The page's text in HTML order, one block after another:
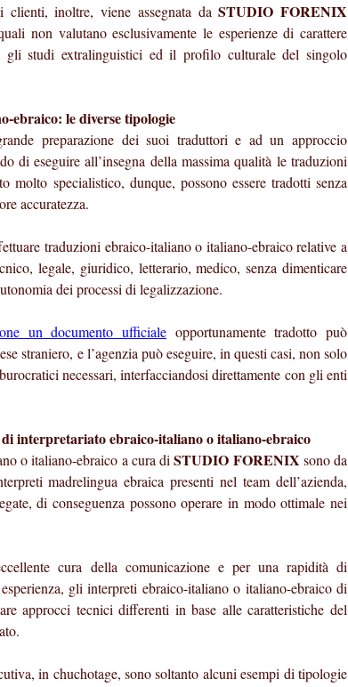
clienti, inoltre, viene assegnata daSTUDIO FORENIX
non valutano esclusivamente le esperienze di carattere
gli studi extralinguistici ed il profilo culturale del singolo
ebraico: le diverse tipologie
preparazione dei suoi traduttori e ad un approccio
di eseguire all’insegna della massima qualità le traduzioni
molto specialistico, dunque, possono essere tradotti senza
accuratezza.
traduzioni ebraico-italiano o italiano-ebraico relative a
legale, giuridico, letterario, medico, senza dimenticare
dei processi di legalizzazione.
un documento ufficialeopportunamente tradotto può
straniero, e l’agenzia può eseguire, in questi casi, non solo
necessari, interfacciandosi direttamente con gli enti
interpretariato ebraico-italiano o italiano-ebraico
o italiano-ebraico a cura diSTUDIO FORENIX sono da
madrelingua ebraica presenti nel team dell’azienda,
di conseguenza possono operare in modo ottimale nei
cura della comunicazione e per una rapidità di
gli interpreti ebraico-italiano o italiano-ebraico di
approcci tecnici differenti in base alle caratteristiche del
in chuchotage, sono soltanto alcuni esempi di tipologie